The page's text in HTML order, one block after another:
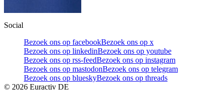
Social
Bezoek ons op facebookBezoek ons op x
Bezoek ons op linkedinBezoek ons op youtube
Bezoek ons op rss-feedBezoek ons op instagram
Bezoek ons op mastodonBezoek ons op telegram
Bezoek ons op blueskyBezoek ons op threads
© 2026 Euractiv DE